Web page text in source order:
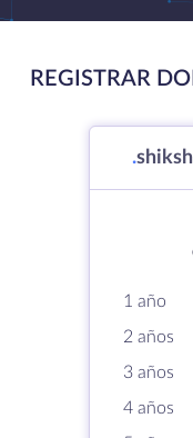
REGISTRAR
.
1 año
2 años
3 años
4 años